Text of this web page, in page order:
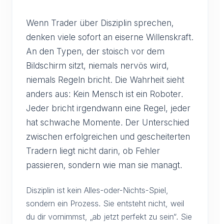
Wenn Trader über Disziplin sprechen,
denken viele sofort an eiserne Willenskraft.
An den Typen, der stoisch vor dem
Bildschirm sitzt, niemals nervös wird,
niemals Regeln bricht. Die Wahrheit sieht
anders aus: Kein Mensch ist ein Roboter.
Jeder bricht irgendwann eine Regel, jeder
hat schwache Momente. Der Unterschied
zwischen erfolgreichen und gescheiterten
Tradern liegt nicht darin, ob Fehler
passieren, sondern wie man sie managt.
Disziplin ist kein Alles-oder-Nichts-Spiel,
sondern ein Prozess. Sie entsteht nicht, weil
du dir vornimmst, „ab jetzt perfekt zu sein“. Sie